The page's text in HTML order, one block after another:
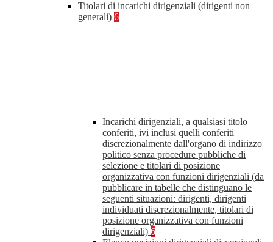
Titolari di incarichi dirigenziali (dirigenti non
generali) 6
Incarichi dirigenziali, a qualsiasi titolo
conferiti, ivi inclusi quelli conferiti
discrezionalmente dall'organo di indirizzo
politico senza procedure pubbliche di
selezione e titolari di posizione
organizzativa con funzioni dirigenziali (da
pubblicare in tabelle che distinguano le
seguenti situazioni: dirigenti, dirigenti
individuati discrezionalmente, titolari di
posizione organizzativa con funzioni
dirigenziali) 6